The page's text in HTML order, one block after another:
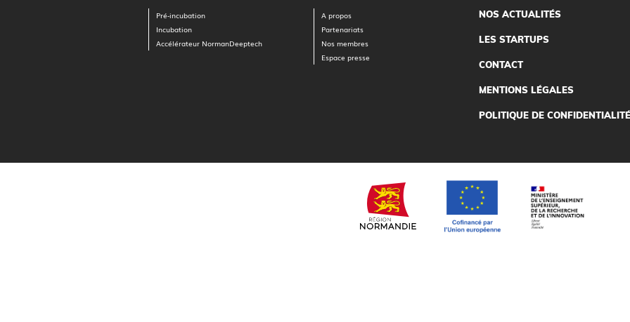
Pré-incubation
Incubation
Accélérateur NormanDeeptech
A propos
Partenariats
Nos membres
Espace presse
NOS ACTUALITÉS
LES STARTUPS
CONTACT
MENTIONS LÉGALES
POLITIQUE DE